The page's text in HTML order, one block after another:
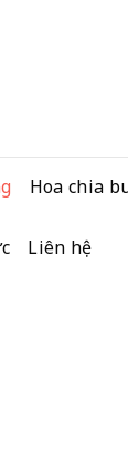
Hoa chia
Liên hệ